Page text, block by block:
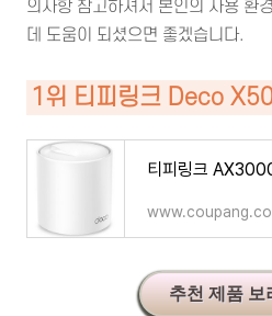
의사항 참고하셔서 본인의 사용 환
데 도움이 되셨으면 좋겠습니다.
1위 티피링크 Deco
추천 제품 보